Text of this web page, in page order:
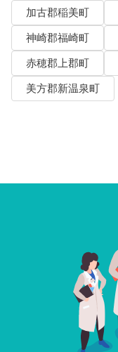
加古郡稲美町
神崎郡福崎町
赤穂郡上郡町
美方郡新温泉町